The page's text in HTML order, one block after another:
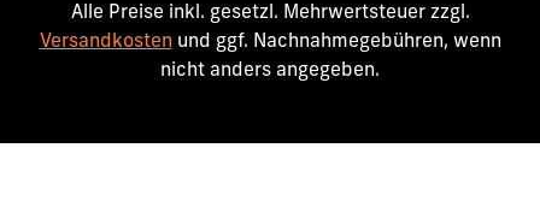
Alle Preise inkl. gesetzl. Mehrwertsteuer zzgl.
Versandkosten und ggf. Nachnahmegebühren, wenn
nicht anders angegeben.